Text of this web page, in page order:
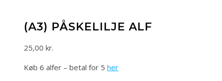
(A3) PÅSKELILJE ALF
25,00 kr.
Køb 6 alfer – betal for 5 her